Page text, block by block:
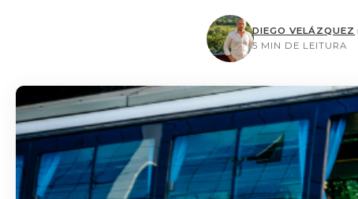
DIEGO VELÁZQUEZ
5 MIN DE LEITURA